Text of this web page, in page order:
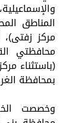
المناطق
محافظتي
(باستثناء
بمحافظة